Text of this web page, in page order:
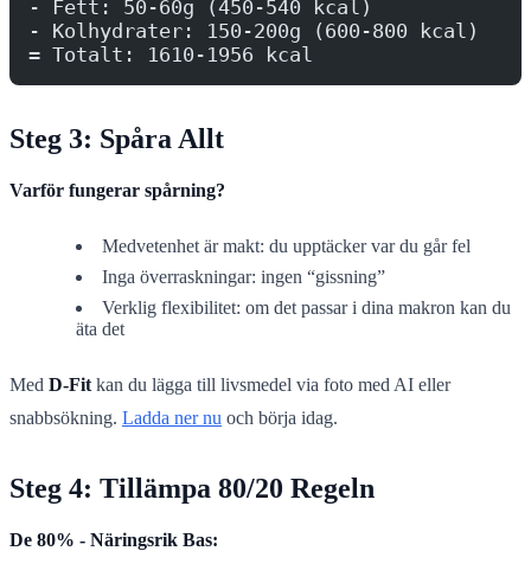
- Fett: 50-60g (450-540 kcal)
- Kolhydrater: 150-200g (600-800 kcal)
= Totalt: 1610-1956 kcal
Steg 3: Spåra Allt
Varför fungerar spårning?
Medvetenhet är makt: du upptäcker var du går fel
Inga överraskningar: ingen “gissning”
Verklig flexibilitet: om det passar i dina makron kan du
äta det
Med D-Fit kan du lägga till livsmedel via foto med AI eller
snabbsökning. Ladda ner nu och börja idag.
Steg 4: Tillämpa 80/20 Regeln
De 80% - Näringsrik Bas: